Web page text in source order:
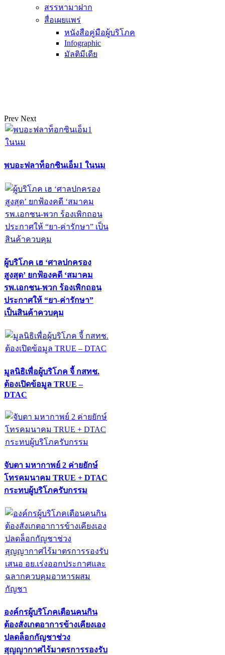
สรรหามาฝาก
สื่อเผยแพร่
หนังสือคู่มือผู้บริโภค
Infographic
มัลติมีเดีย
Prev Next
พบอะฟลาท็อกซินเอ็ม1 ในนม
ผู้บริโภค เฮ ‘ศาลปกครอง
สูงสุด’ ยกฟ้องคดี ‘สมาคม
รพ.เอกชน-พวก ร้องเพิกถอน
ประกาศให้ “ยา-ค่ารักษา”
เป็นสินค้าควบคุม
มูลนิธิเพื่อผู้บริโภค จี้ กสทช.
ต้องเปิดข้อมูล TRUE –
DTAC
จับตา มหากาพย์ 2 ค่ายยักษ์
โทรคมนาคม TRUE + DTAC
กระทบผู้บริโภครับกรรม
องค์กรผู้บริโภคเตือนคนกิน
ต้องสังเกตอาการข้างเคียงเอง
ปลดล็อกกัญชาช่วง
สุญญากาศไร้มาตรการรองรับ